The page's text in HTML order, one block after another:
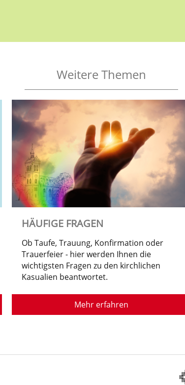
Weitere Themen
HÄUFIGE FRAGEN
Ob Taufe, Trauung, Konfirmation oder
Trauerfeier - hier werden Ihnen die
wichtigsten Fragen zu den kirchlichen
Kasualien beantwortet.
Mehr erfahren